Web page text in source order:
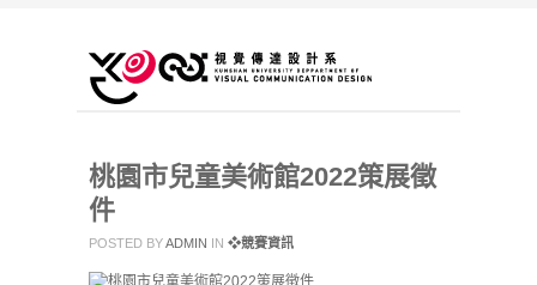
桃園市兒童美術館2022策展徵
件
POSTED BYADMIN IN ❖競賽資訊